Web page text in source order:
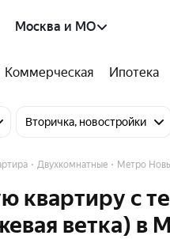
Москва и МО
Коммерческая Ипотека
Вторичка, новостройки
Двухкомнатные Метро
квартиру с
ветка) в